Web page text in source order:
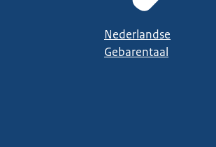
Nederlandse
Gebarentaal